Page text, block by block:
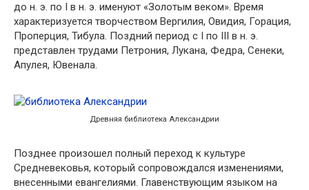
до н. э. по I в н. э. именуют «Золотым веком». Время
характеризуется творчеством Вергилия, Овидия, Горация,
Проперция, Тибула. Поздний период с I по III в н. э.
представлен трудами Петрония, Лукана, Федра, Сенеки,
Апулея, Ювенала.
Древняя библиотека Александрии
Позднее произошел полный переход к культуре
Средневековья, который сопровождался изменениями,
внесенными евангелиями. Главенствующим языком на